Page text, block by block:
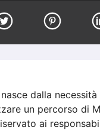
dalla
un percorso di
ai